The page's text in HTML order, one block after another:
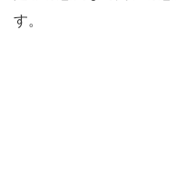
す。